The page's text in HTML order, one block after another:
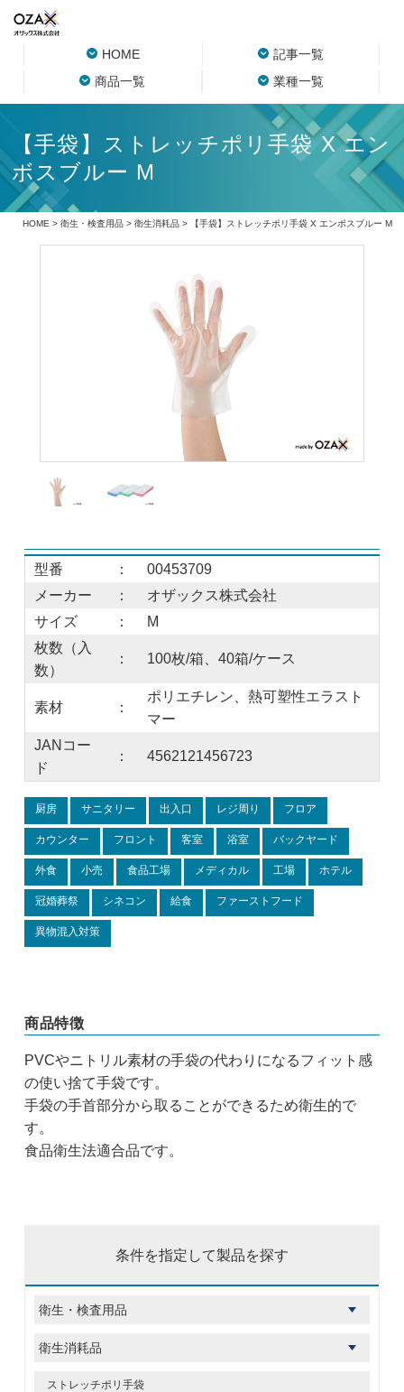
HOME
記事一覧
商品一覧
業種一覧
【手袋】ストレッチポリ手袋 X エン
ボスブルー M
HOME > 衛生・検査用品> 衛生消耗品> 【手袋】ストレッチポリ手袋 X エンボスブルー M
型番 ：
00453709
メーカー
：
オザックス株式会社
サイズ
：
M
枚数（入
数）
： 100枚/箱、40箱/ケース
素材 ：
ポリエチレン、熱可塑性エラスト
マー
JANコー
ド
： 4562121456723
厨房 サニタリー 出入口 レジ周り フロア
カウンター フロント 客室 浴室 バックヤード
外食 小売 食品工場 メディカル 工場 ホテル
冠婚葬祭 シネコン 給食 ファーストフード
異物混入対策
商品特徴
PVCやニトリル素材の手袋の代わりになるフィット感
の使い捨て手袋です。
手袋の手首部分から取ることができるため衛生的で
す。
食品衛生法適合品です。
条件を指定して製品を探す